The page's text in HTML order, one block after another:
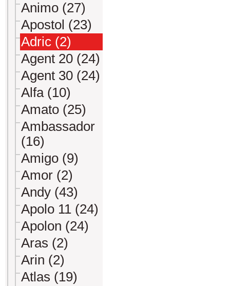
Animo (27)
Apostol (23)
Adric (2)
Agent 20 (24)
Agent 30 (24)
Alfa (10)
Amato (25)
Ambassador
(16)
Amigo (9)
Amor (2)
Andy (43)
Apolo 11 (24)
Apolon (24)
Aras (2)
Arin (2)
Atlas (19)